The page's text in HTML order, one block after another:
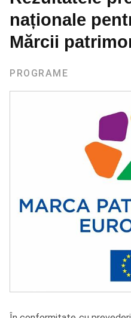
naționale
Mărcii
PROGRAME